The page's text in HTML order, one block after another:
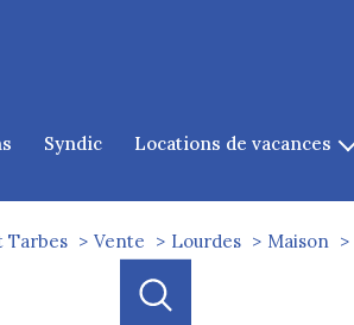
syndic locations de vacances
Tarbes Vente Lourdes Maison